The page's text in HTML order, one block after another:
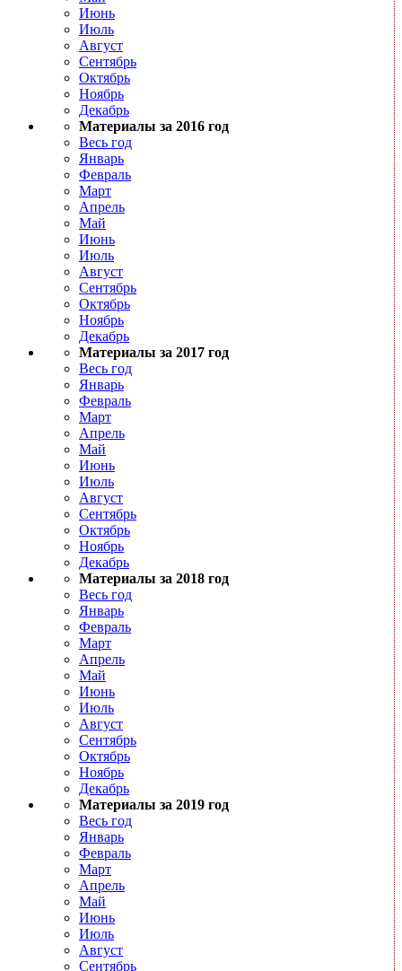
Июнь
Июль
Август
Сентябрь
Октябрь
Ноябрь
Декабрь
Материалы за 2016 год
Весь год
Январь
Февраль
Март
Апрель
Май
Июнь
Июль
Август
Сентябрь
Октябрь
Ноябрь
Декабрь
Материалы за 2017 год
Весь год
Январь
Февраль
Март
Апрель
Май
Июнь
Июль
Август
Сентябрь
Октябрь
Ноябрь
Декабрь
Материалы за 2018 год
Весь год
Январь
Февраль
Март
Апрель
Май
Июнь
Июль
Август
Сентябрь
Октябрь
Ноябрь
Декабрь
Материалы за 2019 год
Весь год
Январь
Февраль
Март
Апрель
Май
Июнь
Июль
Август
Сентябрь